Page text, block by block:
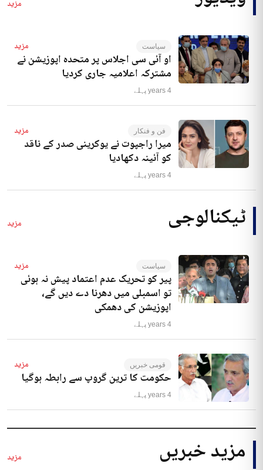
مزید
سیاست مزید
او آئی سی اجلاس پر متحدہ اپوزیشن نے
مشترکہ اعلامیہ جاری کردیا
4 years پہلے
فن و فنکار مزید
میرا راجپوت نے یوکرینی صدر کے ناقد
کو آئینہ دکھادیا
4 years پہلے
ٹیکنالوجی مزید
سیاست مزید
پیر کو تحریک عدم اعتماد پیش نہ ہوئی
تو اسمبلی میں دھرنا دے دیں گے،
اپوزیشن کی دھمکی
4 years پہلے
قومی خبریں مزید
حکومت کا ترین گروپ سے رابطہ ہوگیا
4 years پہلے
مزید خبریں مزید